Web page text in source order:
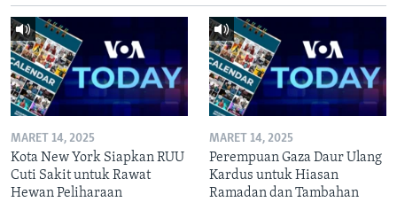
MARET 14, 2025
Kota New York Siapkan RUU
Cuti Sakit untuk Rawat
Hewan Peliharaan
MARET 14, 2025
Perempuan Gaza Daur Ulang
Kardus untuk Hiasan
Ramadan dan Tambahan